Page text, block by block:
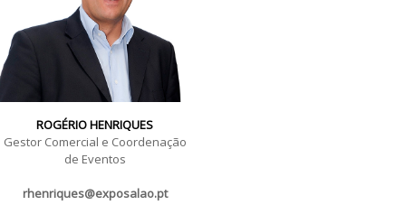
ROGÉRIO HENRIQUES
Gestor Comercial e Coordenação
de Eventos
rhenriques@exposalao.pt